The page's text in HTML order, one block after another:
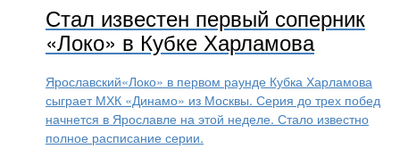
Стал известен первый соперник
«Локо» в Кубке Харламова
Ярославский«Локо» в первом раунде Кубка Харламова
сыграет МХК «Динамо» из Москвы. Серия до трех побед
начнется в Ярославле на этой неделе. Стало известно
полное расписание серии.